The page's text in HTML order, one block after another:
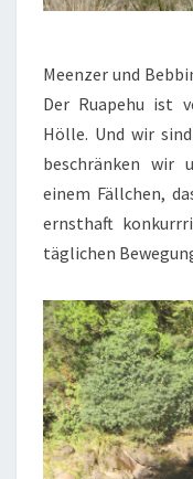
Meenzer und
Der Ruapehu ist
Hölle. Und wir
beschränken wir
einem Fällchen,
ernsthaft
täglichen